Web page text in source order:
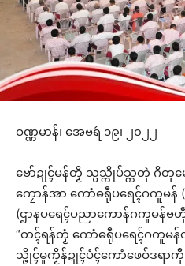
ဝဏ္ဏမာန်၊ အေဗရဴ ၁၉၊ ၂၀၂၂
ဗော်ဍုၚ်မန်တၟိ သ္ပသ္ကိုပ်သ္ကတုဲ ဂိတု
ကၠောန်အာ ကောံဓရီုပရေၚ်ဂကူမန်
(ဌာနပရေၚ်ပညာကောန်ဂကူမန်ဗဟဵု
“တၚ်ရန်တၟံ ကောံဓရီုပရေၚ်ဂကူ
သ္ဇိုၚ်မူကၟိန်ဍုၚ်ပံၚ်ကောံဖေဝ်ဒရာ